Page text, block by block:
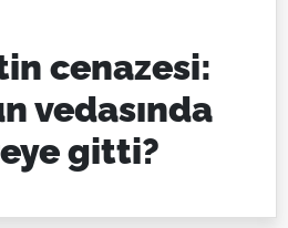
cenazesi:
vedasında
gitti?